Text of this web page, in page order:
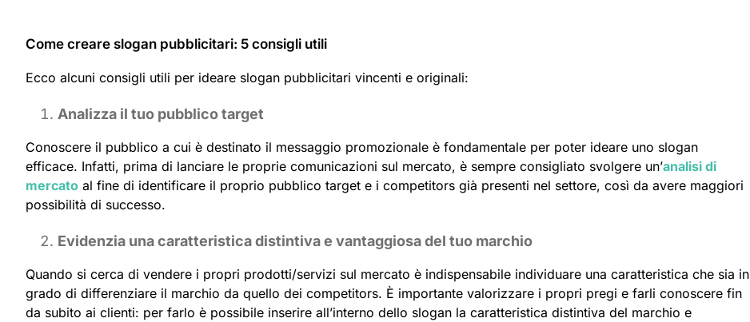
Come creare slogan pubblicitari: 5 consigli utili
Ecco alcuni consigli utili per ideare slogan pubblicitari vincenti e originali:
Analizza il tuo pubblico target
Conoscere il pubblico a cui è destinato il messaggio promozionale è fondamentale per poter ideare uno slogan
efficace. Infatti, prima di lanciare le proprie comunicazioni sul mercato, è sempre consigliato svolgere un’analisi di
mercato al fine di identificare il proprio pubblico target e i competitors già presenti nel settore, così da avere maggiori
possibilità di successo.
Evidenzia una caratteristica distintiva e vantaggiosa del tuo marchio
Quando si cerca di vendere i propri prodotti/servizi sul mercato è indispensabile individuare una caratteristica che sia in
grado di differenziare il marchio da quello dei competitors. È importante valorizzare i propri pregi e farli conoscere fin
da subito ai clienti: per farlo è possibile inserire all’interno dello slogan la caratteristica distintiva del marchio e